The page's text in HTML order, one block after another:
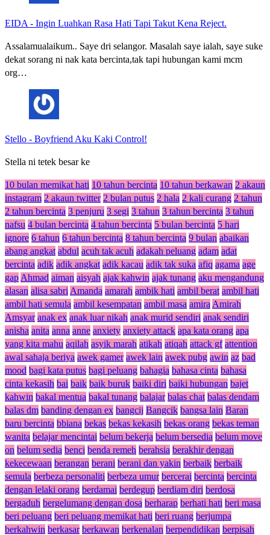
EIDA - Ingin Luahkan Rasa Hati Tapi Takut Kena Reject.
Assalamualaikum.. Saye dri selangor. Masalah saye ialah, saye suke
dekat sorang ni nak kata bercinta,tak tapi hubungan kami mcm
org…
Stello - Boyfriend Aku Kaki Control!
Stella ni tetek besar ke
10 bulan memikat hati 10 tahun bercinta 10 tahun berkawan 2 akaun
instagram 2 akaun twitter 2 bulan putus 2 hala 2 kali curang 2 tahun
2 tahun bercinta 3 penjuru 3 segi 3 tahun 3 tahun bercinta 3 tahun
nafsu 4 bulan bercinta 4 tahun bercinta 5 bulan bercinta 5 hari
ignore 6 tahun 6 tahun bercinta 8 tahun bercinta 9 bulan abaikan
abang angkat abdul acuh tak acuh adakah peluang adam adat
bercinta adik adik angkat adik kacau adik tak suka afiq agama age
gap Ahmad aiman aisyah ajak kahwin ajak tunang aku mengandung
alasan alisa sabri Amanda amarah ambik hati ambil berat ambil hati
ambil hati semula ambil kesempatan ambil masa amira Amirah
Amsyar anak ex anak luar nikah anak murid sendiri anak sendiri
anisha anita anna anne anxiety anxiety attack apa kata orang apa
yang kita mahu aqilah asyik marah atikah atiqah attack gf attention
awal sahaja beriya awek gamer awek lain awek pubg awin az bad
mood bagi kata putus bagi peluang bahagia bahasa cinta bahasa
cinta kekasih bai baik baik buruk baiki diri baiki hubungan bajet
kahwin bakal mentua bakal tunang balajar balas chat balas dendam
balas dm banding dengan ex bangcij Bangcik bangsa lain Baran
baru bercinta bbiana bekas bekas kekasih bekas orang bekas teman
wanita belajar mencintai belum bekerja belum bersedia belum move
on belum sedia benci benda remeh berahsia berakhir dengan
kekecewaan berangan berani berani dan yakin berbaik berbaik
semula berbeza personaliti berbeza umur bercerai bercinta bercinta
dengan lelaki orang berdamai berdegup berdiam diri berdosa
bergaduh bergelumang dengan dosa berharap berhati hati beri masa
beri peluang beri peluang memikat hati beri ruang berjumpa
berkahwin berkasar berkawan berkenalan berpendidikan berpisah